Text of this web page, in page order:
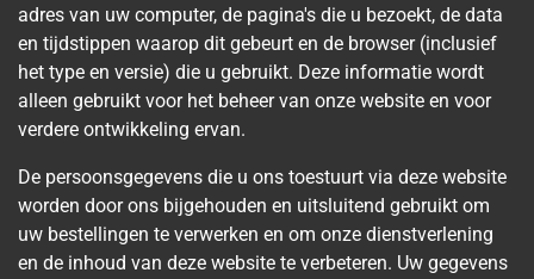
adres van uw computer, de pagina's die u bezoekt, de data
en tijdstippen waarop dit gebeurt en de browser (inclusief
het type en versie) die u gebruikt. Deze informatie wordt
alleen gebruikt voor het beheer van onze website en voor
verdere ontwikkeling ervan.
De persoonsgegevens die u ons toestuurt via deze website
worden door ons bijgehouden en uitsluitend gebruikt om
uw bestellingen te verwerken en om onze dienstverlening
en de inhoud van deze website te verbeteren. Uw gegevens